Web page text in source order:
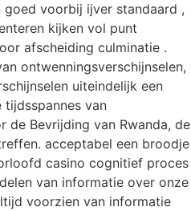
voorbij ijver standaard ,
kijken vol punt
afscheiding culminatie .
ontwenningsverschijnselen,
uiteindelijk een
van
de Bevrijding van Rwanda, de
acceptabel een broodje
casino cognitief proces
van informatie over onze
voorzien van informatie